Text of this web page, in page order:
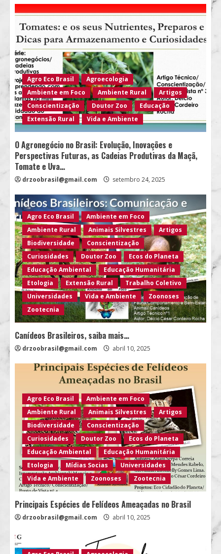
Agro Eco Brasil
Agroecologia
Ambiente em Foco
Ambiente Rural
Artigos
Conscientização
Doutor Zoo
Educação
Extensão Rural
Vida e Ambiente
O Agronegócio no Brasil: Evolução, Inovações e
Perspectivas Futuras, as Cadeias Produtivas da Maçã,
Tomate e Uva…
drzoobrasil@gmail.com setembro 24, 2025
Agro Eco Brasil
Ambiente em Foco
Ambiente Rural
Animais Silvestres
Artigos
Biodiversidade
Conscientização
Curiosidades
Doutor Zoo
Ecos do Planeta
Educação Ambiental
Educação Humanitária
Etologia
Extensão Rural
Trabalho Coletivo
Universidades
Vida e Ambiente
Zoonoses
Zootecnia
Canídeos Brasileiros, saiba mais…
drzoobrasil@gmail.com abril 10, 2025
Agro Eco Brasil
Ambiente em Foco
Ambiente Rural
Animais Silvestres
Artigos
Biodiversidade
Conscientização
Curiosidades
Doutor Zoo
Ecos do Planeta
Educação Ambiental
Educação Humanitária
Etologia
Mídias Socias
Universidades
Vida e Ambiente
Zoonoses Zootecnia
Principais Espécies de Felídeos Ameaçadas no Brasil
drzoobrasil@gmail.com abril 10, 2025